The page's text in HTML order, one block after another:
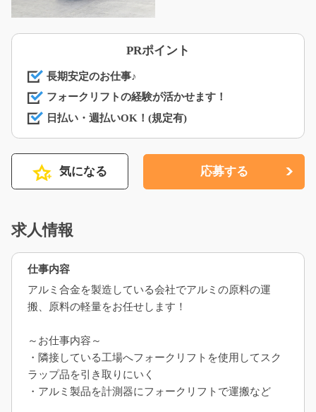
PRポイント
長期安定のお仕事♪
フォークリフトの経験が活かせます！
日払い・週払いOK！(規定有)
気になる 応募する
求人情報
仕事内容
アルミ合金を製造している会社でアルミの原料の運
搬、原料の軽量をお任せします！
～お仕事内容～
・隣接している工場へフォークリフトを使用してスク
ラップ品を引き取りにいく
・アルミ製品を計測器にフォークリフトで運搬など